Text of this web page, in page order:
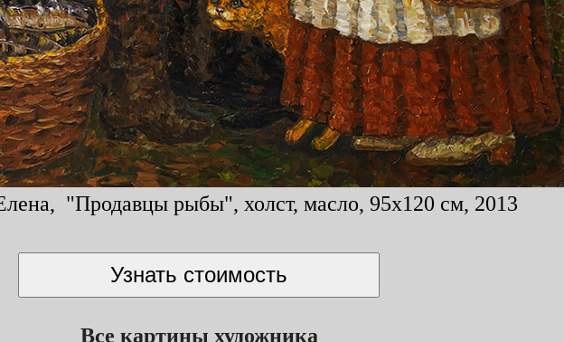
"Продавцы рыбы", холст, масло, 95x120 см, 2013
Все картины художника